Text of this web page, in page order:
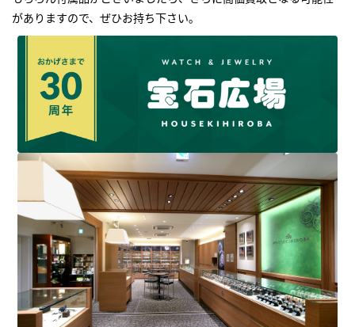
がありますので、ぜひお持ち下さい｡